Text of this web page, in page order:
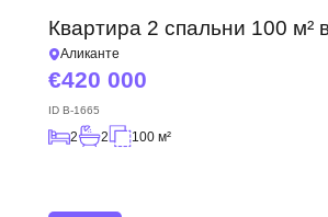
Квартира 2 спальни 100 м²
Аликанте
420 000
ID B-1665
2 2 100 м²